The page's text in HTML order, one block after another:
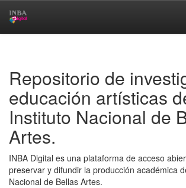
Repositorio de
educación artísticas
Instituto Nacional de
Artes.
INBA Digital es una plataforma de acceso
preservar y difundir la producción académica
Nacional de Bellas Artes.